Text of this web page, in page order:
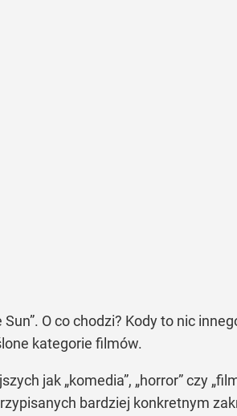
Sun”. O co chodzi? Kody to nic
kategorie filmów.
jak „komedia”, „horror”czy
bardziej konkretnym